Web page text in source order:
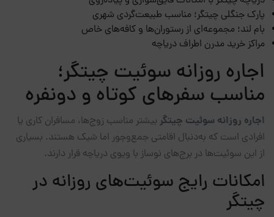
پارک جنگلی چیتگر؛ مناسب طبیعت‌گردی شهری
بام لند؛ مجموعه‌ای از رستوران‌ها و کافه‌های خاص
مراکز خرید مدرن اطراف دریاچه
اجاره روزانه سوئیت چیتگر؛
مناسب سفرهای کوتاه و دونفره
اجاره روزانه سوئیت چیتگر بیشتر مناسب زوج‌ها، مسافران کاری یا
افرادی است که به‌دنبال اقامتی جمع‌وجور اما شیک هستند. بسیاری
از این سوئیت‌ها در برج‌های نوساز با ویوی دریاچه قرار دارند.
امکانات رایج سوئیت‌های روزانه در
چیتگر